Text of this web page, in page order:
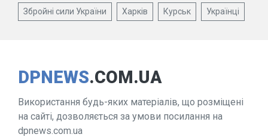
Збройні сили України Харків Курськ Українці
DPNEWS.COM.UA
Використання будь-яких матеріалів, що розміщені
на сайті, дозволяється за умови посилання на
dpnews.com.ua